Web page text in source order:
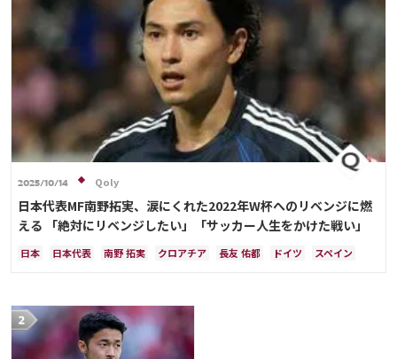
2025/10/14 Qoly
日本代表MF南野拓実、涙にくれた2022年W杯へのリベンジに燃
える 「絶対にリベンジしたい」「サッカー人生をかけた戦い」
日本 日本代表 南野 拓実 クロアチア 長友 佑都 ドイツ
スペイン